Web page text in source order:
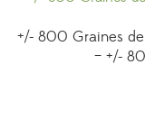
+/- 800 Graines de